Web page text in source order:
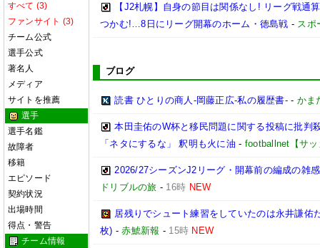
すべて (3)
ファンサイト (3)
チーム公式
選手公式
著名人
メディア
サイトを推薦
選手
選手名鑑
故障者
移籍
エピソード
契約状況
出場時間
得点・警告
チーム情報
【J2札幌】自身の節目は関係なし! リーグ戦通
つかむ!…8日にリーグ開幕のホーム・徳島戦 - スポ
ブログ
読書 ひとりの商人-岡藤正広-私の履歴書-- かま
本田圭佑のW杯と移民問題に関する投稿に批判
「ネタにするな」 釈明も火に油 - footballnet【サ
2026/27シーズンJ2リーグ・開幕前の編成の雑
ドリブルの旅 - 16時 NEW
居残りでシュート練習をしていたのは永井謙佑
枚) -赤鯱新報 - 15時 NEW